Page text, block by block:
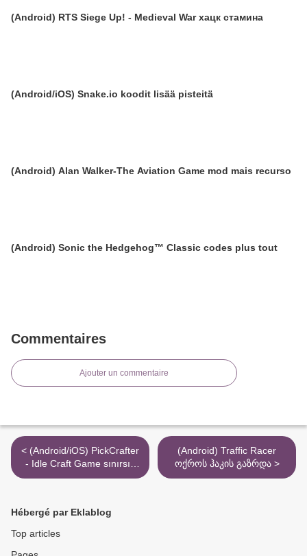
(Android) RTS Siege Up! - Medieval War хацк стамина
(Android/iOS) Snake.io koodit lisää pisteitä
(Android) Alan Walker-The Aviation Game mod mais recurso
(Android) Sonic the Hedgehog™ Classic codes plus tout
Commentaires
Ajouter un commentaire
< (Android/iOS) PickCrafter
- Idle Craft Game sınırsız
puan hilesi
(Android) Traffic Racer
ოქროს ჰაკის გაზრდა >
Hébergé par Eklablog
Top articles